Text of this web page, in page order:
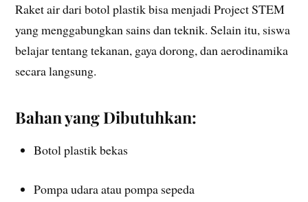
Raket air dari botol plastik bisa menjadi Project STEM
yang menggabungkan sains dan teknik. Selain itu, siswa
belajar tentang tekanan, gaya dorong, dan aerodinamika
secara langsung.
Bahan yang Dibutuhkan:
Botol plastik bekas
Pompa udara atau pompa sepeda